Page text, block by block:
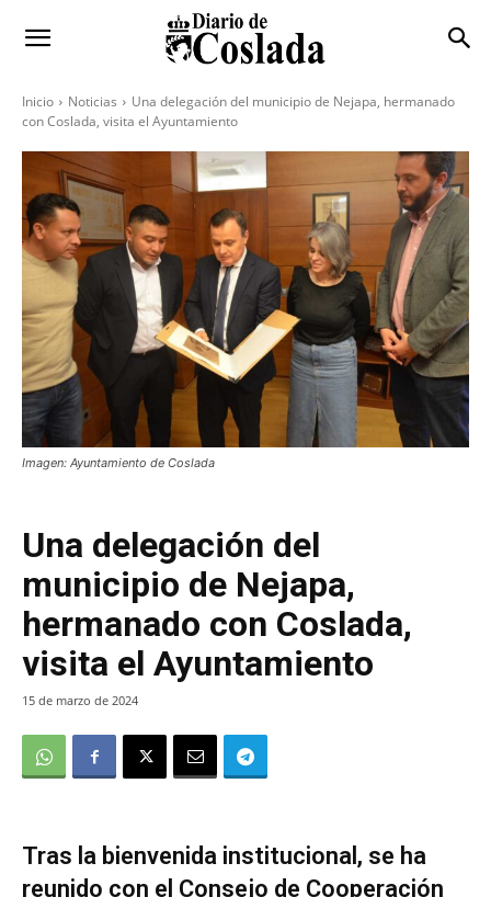
Inicio Noticias
Una delegación del municipio de Nejapa, hermanado
con Coslada, visita el Ayuntamiento
Imagen: Ayuntamiento de Coslada
Una delegación del
municipio de Nejapa,
hermanado con Coslada,
visita el Ayuntamiento
15 de marzo de 2024
Tras la bienvenida institucional, se ha
reunido con el Consejo de Cooperación